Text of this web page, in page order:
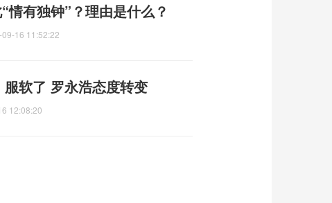
情有独钟”？理由是什么？
16 11:52:22
软了 罗永浩态度转变
12:08:20